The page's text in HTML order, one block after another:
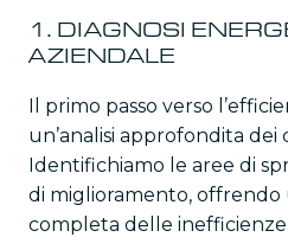
1. DIAGNOSI
AZIENDALE
Il primo passo verso
un’analisi approfondita dei
Identifichiamo le aree di
di miglioramento, offrendo
completa delle inefficienze.